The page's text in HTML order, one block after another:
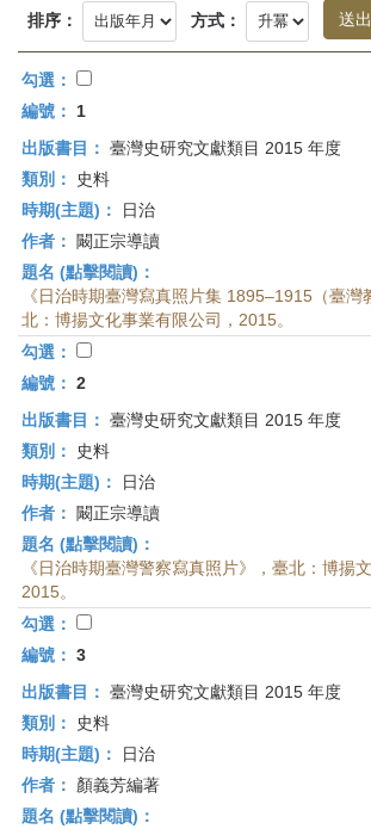
首
頁
排序： 方式：
勾選：
編號：
1
出版書目： 臺灣史研究文獻類目 2015 年度
類別：
史料
時期(主題)：
日治
作者：
闞正宗導讀
題名 (點擊閱讀)：
《日治時期臺灣寫真照片集 1895–1915（臺灣
北：博揚文化事業有限公司，2015。
勾選：
編號： 2
出版書目： 臺灣史研究文獻類目 2015 年度
類別：
史料
時期(主題)：
日治
作者：
闞正宗導讀
題名 (點擊閱讀)：
《日治時期臺灣警察寫真照片》，臺北：博揚
2015。
勾選：
編號： 3
出版書目： 臺灣史研究文獻類目 2015 年度
類別：
史料
時期(主題)：
日治
作者：
顏義芳編著
題名 (點擊閱讀)：